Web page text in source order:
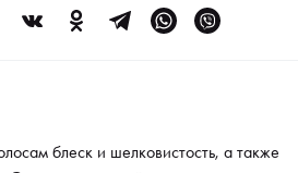
после первой процедуры.
регулярного использования и
блеск и шелковистость, а также